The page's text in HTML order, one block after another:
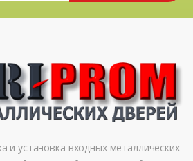
и установка входных металлических